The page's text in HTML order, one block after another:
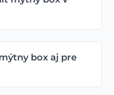
box aj pre